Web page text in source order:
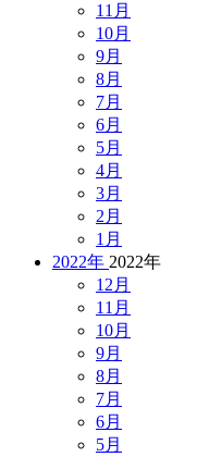
11月
10月
9月
8月
7月
6月
5月
4月
3月
2月
1月
2022年 2022年
12月
11月
10月
9月
8月
7月
6月
5月